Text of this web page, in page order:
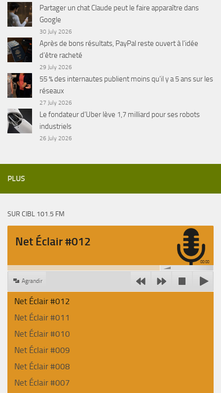
Partager un chat Claude peut le faire apparaître dans
Google
30 July 2026
Après de bons résultats, PayPal reste ouvert à l’idée
d’être racheté
29 July 2026
55 % des internautes publient moins qu’il y a 5 ans sur les
réseaux
27 July 2026
Le fondateur d’Uber lève 1,7 milliard pour ses robots
industriels
26 July 2026
PLUS
SUR CIBL 101.5 FM
Net Éclair #012
00:00
Agrandir
Net Éclair #012
Net Éclair #011
Net Éclair #010
Net Éclair #009
Net Éclair #008
Net Éclair #007